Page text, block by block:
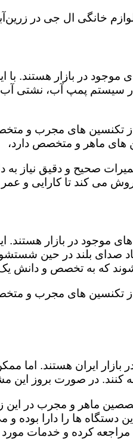
خانگی ال جی در
در بازار هستند.
سیستم پمپ آب، نشتی
تکنسین های مجرب و
های ماهر و متخصص دارد،
صحیح و دقیق نیاز به
می کند تا کارایی و عمر
موجود در بازار
صدای بلند در حین
که به تخصص و دانش یک
تکنسین های مجرب و
ایران هستند. اما
در صورت بروز این
ماهر و مجرب در این
ها را دارا بوده و
کرده و خدمات مورد